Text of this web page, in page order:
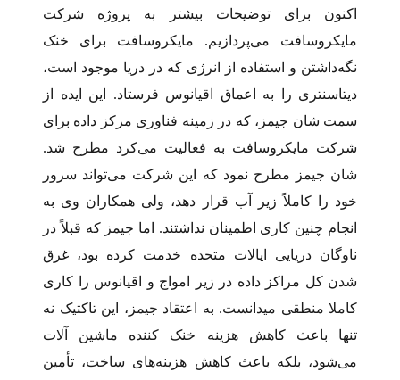
اکنون برای توضیحات بیشتر به پروژه شرکت
مایکروسافت می‌پردازیم. مایکروسافت برای خنک
نگه‌داشتن و استفاده از انرژی که در دریا موجود است،
دیتاسنتری را به اعماق اقیانوس فرستاد. این ایده از
سمت شان جیمز، که در زمینه فناوری مرکز داده برای
شرکت مایکروسافت به فعالیت می‌کرد مطرح شد.
شان جیمز مطرح نمود که این شرکت می‌تواند سرور
خود را کاملاً زیر آب قرار دهد، ولی همکاران وی به
انجام چنین کاری اطمینان نداشتند. اما جیمز که قبلاً در
ناوگان دریایی ایالات متحده خدمت کرده بود، غرق
شدن کل مراکز داده در زیر امواج و اقیانوس را کاری
کاملا منطقی میدانست. به اعتقاد جیمز، این تاکتیک نه
تنها باعث کاهش هزینه خنک کننده ماشین آلات
می‌شود، بلکه باعث کاهش هزینه‌های ساخت، تأمین